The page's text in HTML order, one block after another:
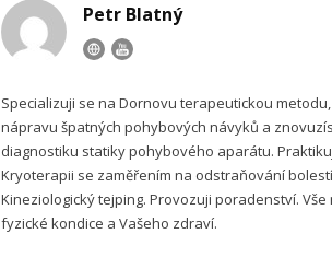
Petr Blatný
Specializuji se na Dornovu terapeutickou
nápravu špatných pohybových návyků a
diagnostiku statiky pohybového aparátu.
Kryoterapii se zaměřením na odstraňování
Kineziologický tejping. Provozuji poradenství.
fyzické kondice a Vašeho zdraví.